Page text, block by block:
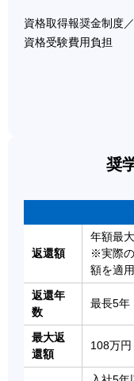
資格取得報奨金制度
資格受験費用負担
奨
返還額
年額最
※実際
額を適用
返還年
数
最長5年
最大返
還額
108万円